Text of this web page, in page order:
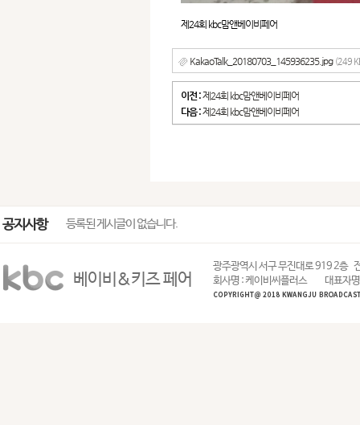
제24회 kbc맘앤베이비페어
KakaoTalk_20180703_145936235.jpg (249
이전 :제24회 kbc맘앤베이비페어
다음 :제24회 kbc맘앤베이비페어
공지사항 등록된 게시글이 없습니다.
베이비&키즈 페어
광주광역시 서구 무진대로 919 2층
회사명 : 케이비씨플러스
대표자